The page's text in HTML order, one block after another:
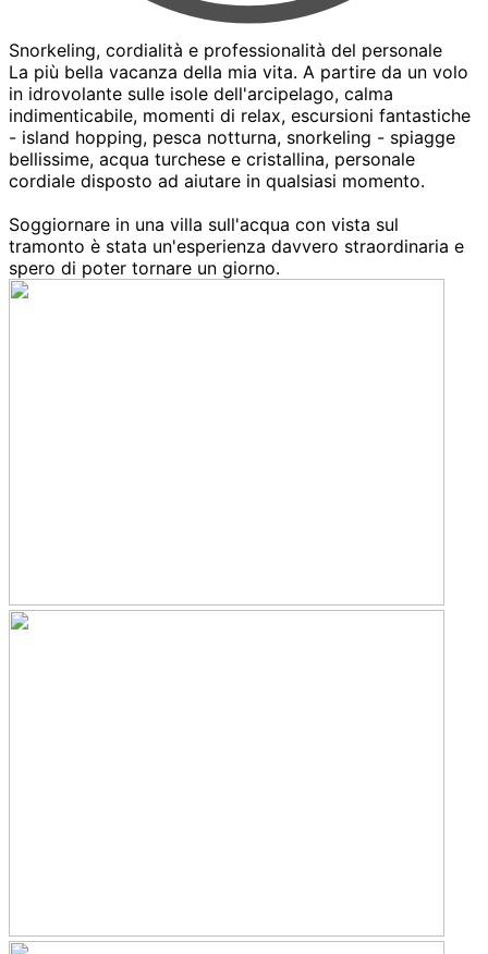
Snorkeling, cordialità e professionalità del personale
La più bella vacanza della mia vita. A partire da un volo
in idrovolante sulle isole dell'arcipelago, calma
indimenticabile, momenti di relax, escursioni fantastiche
- island hopping, pesca notturna, snorkeling - spiagge
bellissime, acqua turchese e cristallina, personale
cordiale disposto ad aiutare in qualsiasi momento.
Soggiornare in una villa sull'acqua con vista sul
tramonto è stata un'esperienza davvero straordinaria e
spero di poter tornare un giorno.